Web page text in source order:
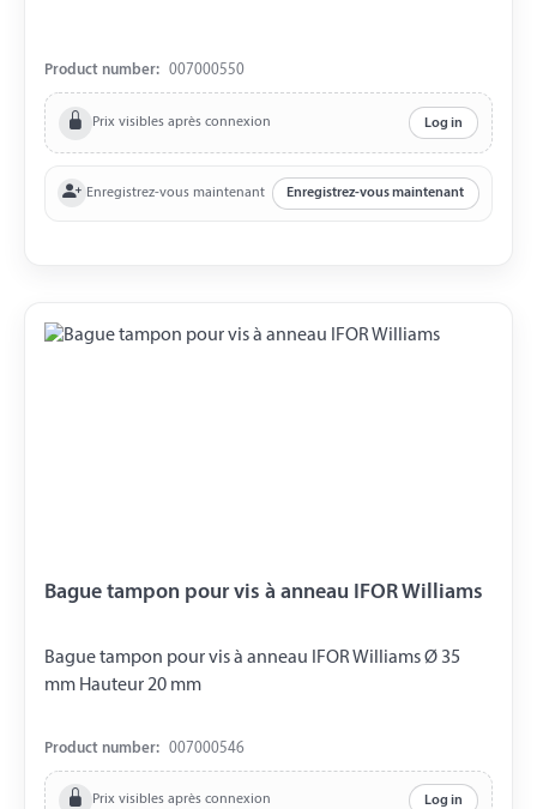
Product number: 007000550
Prix visibles après connexion Log in
Enregistrez-vous maintenant Enregistrez-vous maintenant
Bague tampon pour vis à anneau IFOR Williams
Bague tampon pour vis à anneau IFOR Williams Ø 35
mm Hauteur 20 mm
Product number: 007000546
Prix visibles après connexion Log in